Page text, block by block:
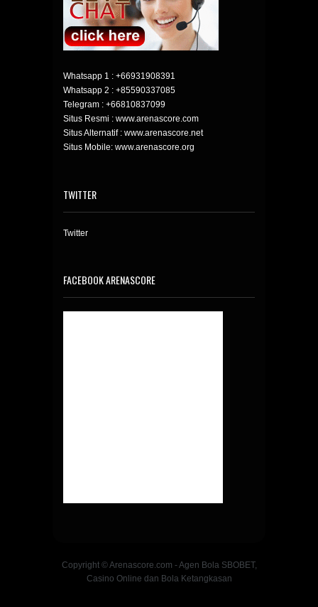
Whatsapp 1 : +66931908391
Whatsapp 2 : +85590337085
Telegram : +66810837099
Situs Resmi : www.arenascore.com
Situs Alternatif : www.arenascore.net
Situs Mobile: www.arenascore.org
TWITTER
Twitter
FACEBOOK ARENASCORE
Copyright © Arenascore.com - Agen Bola SBOBET,
Casino Online dan Bola Ketangkasan